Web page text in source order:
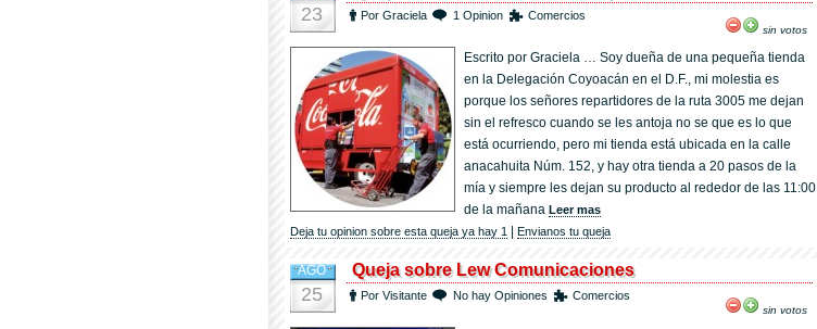
23 Por Graciela 1 Opinion Comercios
sin votos
Escrito por Graciela … Soy dueña de una pequeña tienda
en la Delegación Coyoacán en el D.F., mi molestia es
porque los señores repartidores de la ruta 3005 me dejan
sin el refresco cuando se les antoja no se que es lo que
está ocurriendo, pero mi tienda está ubicada en la calle
anacahuita Núm. 152, y hay otra tienda a 20 pasos de la
mía y siempre les dejan su producto al rededor de las 11:00
de la mañana Leer mas
Deja tu opinion sobre esta queja ya hay 1
Envianos tu queja
AGO
25
Queja sobre Lew Comunicaciones
Por Visitante No hay Opiniones Comercios
sin votos